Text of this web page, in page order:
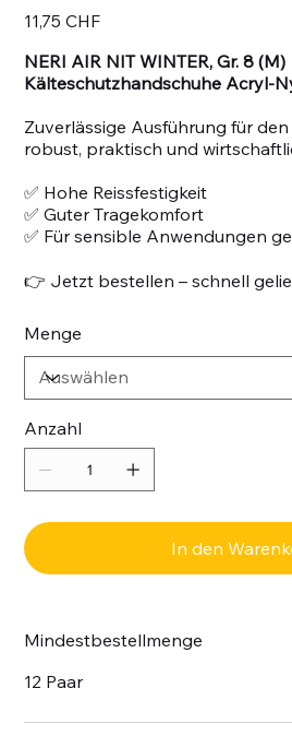
11,75 CHF
NERI AIR NIT WINTER, Gr. 8 (M)
Kälteschutzhandschuhe Acryl-
Zuverlässige Ausführung für
robust, praktisch und
✅ Hohe Reissfestigkeit
✅ Guter Tragekomfort
✅ Für sensible Anwendungen
👉 Jetzt bestellen – schnell
Menge
Anzahl
In den
Mindestbestellmenge
12 Paar